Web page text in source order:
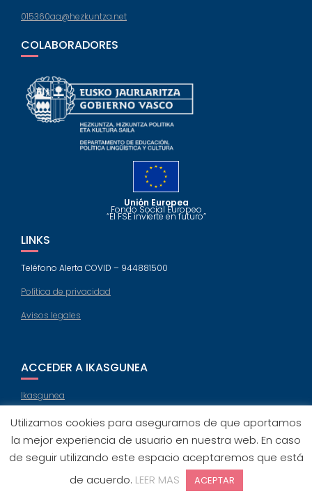
015360aa@hezkuntza.net
COLABORADORES
Unión Europea
Fondo Social Europeo
“El FSE invierte en futuro”
LINKS
Teléfono Alerta COVID – 944881500
Política de privacidad
Avisos legales
ACCEDER A IKASGUNEA
Ikasgunea
Education Base porAcme Themes
Utilizamos cookies para asegurarnos de que aportamos
la mejor experiencia de usuario en nuestra web. En caso
de seguir utilizando este espacio aceptaremos que está
de acuerdo. LEER MAS ACEPTAR